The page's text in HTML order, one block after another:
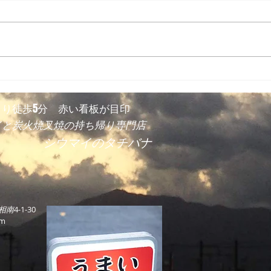
店内の気温が３７度！１３時ごろ
を焼いていることを想定しての室
で冷暖ともにエアコンは全く効か
ないのです。...
り徒歩5分 赤い看板が目印
炭火焼叉焼の持ち帰り専門店
シウマイのタチバナ
南4-1-30